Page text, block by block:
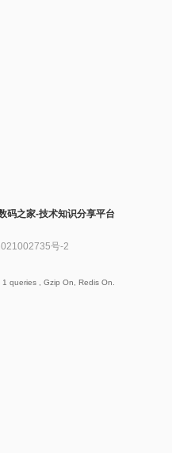
码之家-技术知识分享平台
号-2
queries , Gzip On, Redis On.